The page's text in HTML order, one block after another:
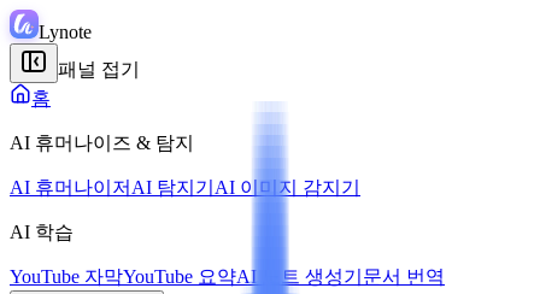
Lynote
패널 접기
홈
AI 휴머나이즈 & 탐지
AI 휴머나이저 AI 탐지기 AI 이미지 감지기
AI 학습
YouTube 자막YouTube 요약AI 노트 생성기 문서 번역